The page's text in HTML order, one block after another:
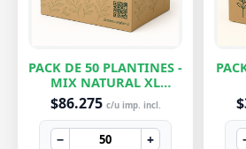
PACK DE 50 PLANTINES -
MIX NATURAL XL
EXCLUSIVOS
$86.275 c/u imp. incl.
− +